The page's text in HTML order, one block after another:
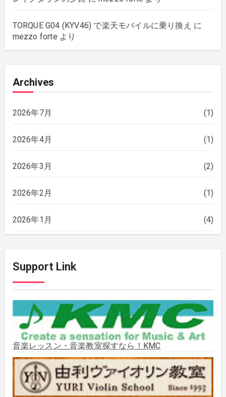
TORQUE G04 (KYV46) で楽天モバイルに乗り換え に
mezzo forteより
Archives
2026年7月 (1)
2026年4月 (1)
2026年3月 (2)
2026年2月 (1)
2026年1月 (4)
2025年11月
2025年10月 (2)
2025年9月 (3)
2025年8月 (5)
2025年7月 (3)
Support Link
音楽レッスン・音楽教室探すなら！KMC